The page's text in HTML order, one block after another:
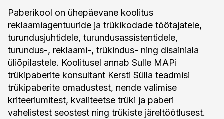
Paberikool on ühepäevane koolitus
reklaamiagentuuride ja trükikodade töötajatele,
turundusjuhtidele, turundusassistentidele,
turundus-, reklaami-, trükindus- ning disainiala
üliõpilastele. Koolitusel annab Sulle MAPi
trükipaberite konsultant Kersti Sülla teadmisi
trükipaberite omadustest, nende valimise
kriteeriumitest, kvaliteetse trüki ja paberi
vahelistest seostest ning trükiste järeltöötlusest.